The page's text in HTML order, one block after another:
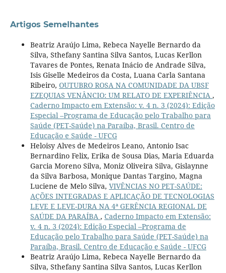
Artigos Semelhantes
Beatriz Araújo Lima, Rebeca Nayelle Bernardo da
Silva, Sthefany Santina Silva Santos, Lucas Kerllon
Tavares de Pontes, Renata Inácio de Andrade Silva,
Isis Giselle Medeiros da Costa, Luana Carla Santana
Ribeiro, OUTUBRO ROSA NA COMUNIDADE DA UBSF
EZEQUIAS VENÂNCIO: UM RELATO DE EXPERIÊNCIA ,
Caderno Impacto em Extensão: v. 4 n. 3 (2024): Edição
Especial –Programa de Educação pelo Trabalho para
Saúde (PET-Saúde) na Paraíba, Brasil. Centro de
Educação e Saúde - UFCG
Heloisy Alves de Medeiros Leano, Antonio Isac
Bernardino Felix, Erika de Sousa Dias, Maria Eduarda
Garcia Moreno Silva, Moniz Oliveira Silva, Gislaynne
da Silva Barbosa, Monique Dantas Targino, Magna
Luciene de Melo Silva, VIVÊNCIAS NO PET-SAÚDE:
AÇÕES INTEGRADAS E APLICAÇÃO DE TECNOLOGIAS
LEVE E LEVE-DURA NA 4ª GERÊNCIA REGIONAL DE
SAÚDE DA PARAÍBA , Caderno Impacto em Extensão:
v. 4 n. 3 (2024): Edição Especial –Programa de
Educação pelo Trabalho para Saúde (PET-Saúde) na
Paraíba, Brasil. Centro de Educação e Saúde - UFCG
Beatriz Araújo Lima, Rebeca Nayelle Bernardo da
Silva, Sthefany Santina Silva Santos, Lucas Kerllon